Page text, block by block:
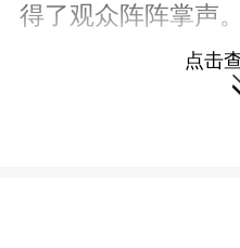
得了观众阵阵掌声。
由石鼓区人民
总决赛U13女子单
点击